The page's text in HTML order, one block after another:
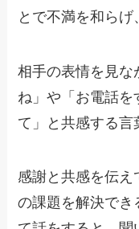
とで不満を和らげ
相手の表情を見な
ね」や「お電話を
て」と共感する言
感謝と共感を伝
の課題を解決でき